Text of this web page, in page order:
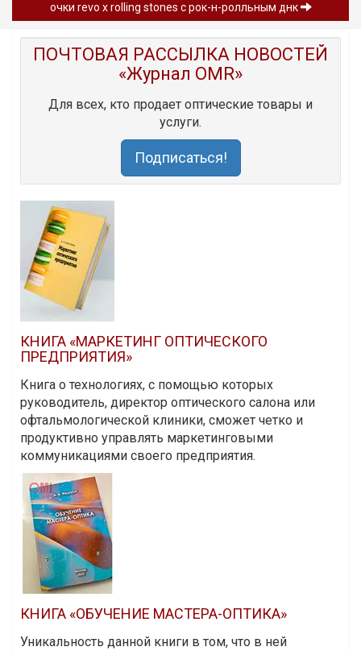
очки revo x rolling stones с рок-н-ролльным днк
ПОЧТОВАЯ РАССЫЛКА НОВОСТЕЙ
«Журнал OMR»
Для всех, кто продает оптические товары и
услуги.
Подписаться!
КНИГА «МАРКЕТИНГ ОПТИЧЕСКОГО
ПРЕДПРИЯТИЯ»
Книга о технологиях, с помощью которых
руководитель, директор оптического салона или
офтальмологической клиники, сможет четко и
продуктивно управлять маркетинговыми
коммуникациями своего предприятия.
КНИГА «ОБУЧЕНИЕ МАСТЕРА-ОПТИКА»
Уникальность данной книги в том, что в ней